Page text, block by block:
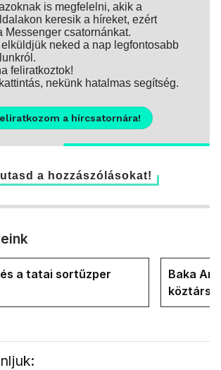
is megfelelni, akik a
keresik a híreket, ezért
Messenger csatornánkat.
neked a nap legfontosabb
feliratkoztok!
nekünk hatalmas segítség.
a hírcsatornára!
a hozzászólásokat!
a tatai sortűzper
Baka